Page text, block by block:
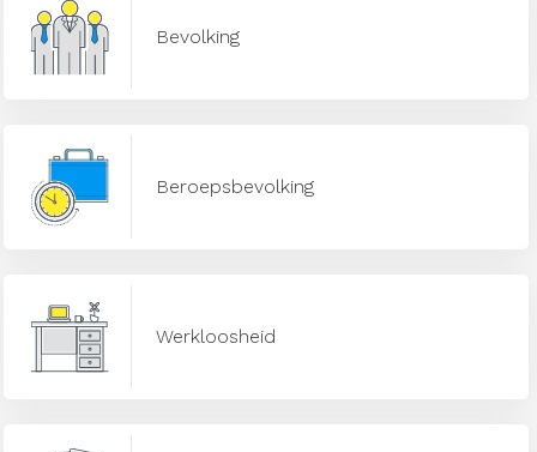
Bevolking
Beroepsbevolking
Werkloosheid